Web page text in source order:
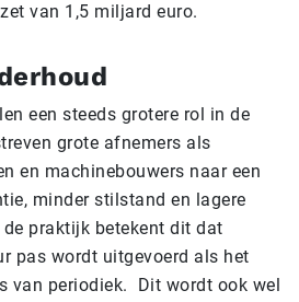
van 1,5 miljard euro.
een steeds grotere rol in de
grote afnemers als
en machinebouwers naar een
minder stilstand en lagere
praktijk betekent dit dat
pas wordt uitgevoerd als het
van periodiek. Dit wordt ook wel